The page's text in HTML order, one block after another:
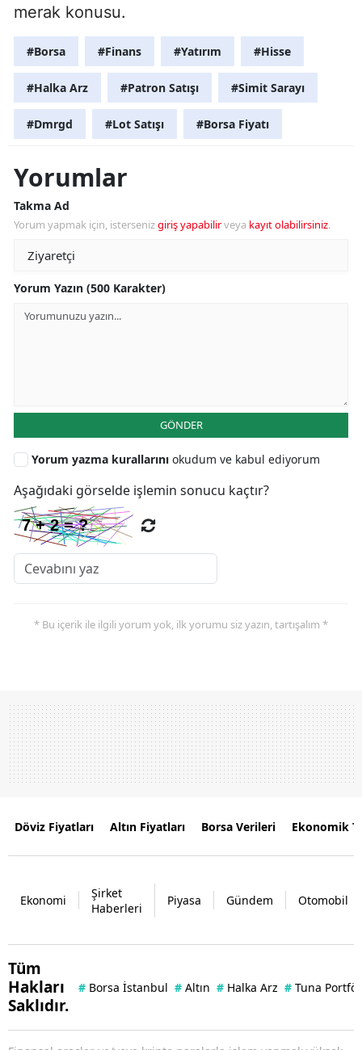
merak konusu.
#Borsa #Finans #Yatırım #Hisse
#Halka Arz #Patron Satışı #Simit Sarayı
#Dmrgd #Lot Satışı #Borsa Fiyatı
Yorumlar
Takma Ad
Yorum yapmak için, istersenizgiriş yapabilirveya kayıt olabilirsiniz.
Yorum Yazın (500 Karakter)
GÖNDER
Yorum yazma kurallarını okudum ve kabul ediyorum
Aşağıdaki görselde işlemin sonucu kaçtır?
* Bu içerik ile ilgili yorum yok, ilk yorumu siz yazın, tartışalım *
Döviz Fiyatları Altın Fiyatları Borsa Verileri Ekonomik
Ekonomi
Şirket
Haberleri
Piyasa Gündem Otomobil
Tüm
Hakları
Saklıdır.
# Borsa İstanbul # Altın # Halka Arz # Tuna